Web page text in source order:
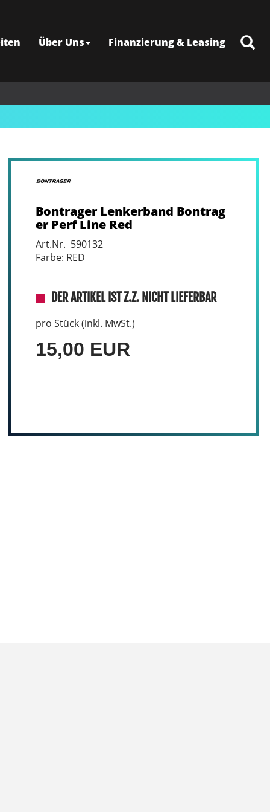
Über Uns Finanzierung & Leasing
Bontrager Lenkerband Bontrag
er Perf Line Red
Art.Nr. 590132
Farbe: RED
DER ARTIKEL IST Z.Z. NICHT LIEFERBAR
pro Stück (inkl. MwSt.)
15,00 EUR